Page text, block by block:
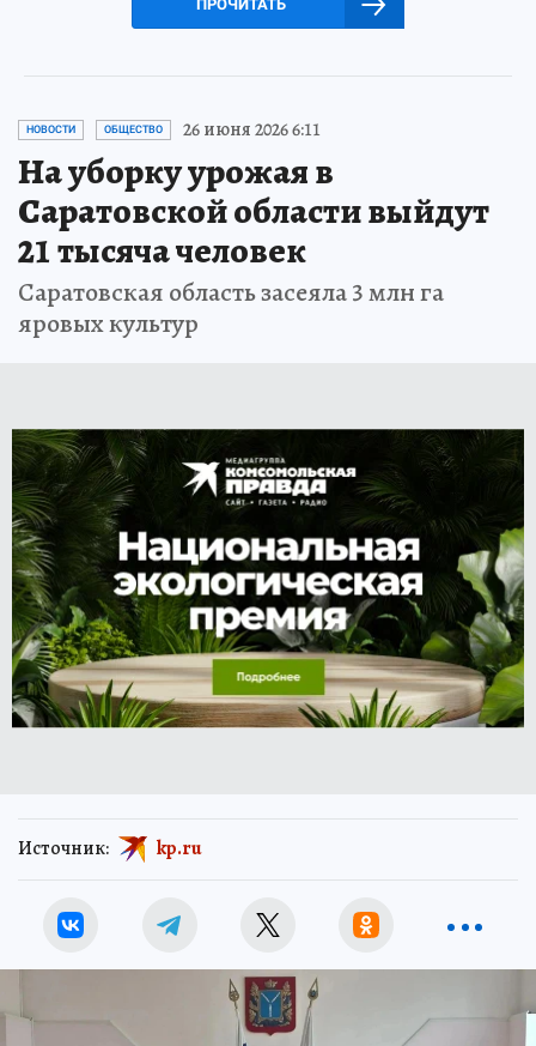
ПРОЧИТАТЬ
НОВОСТИ ОБЩЕСТВО 26 июня 2026 6:11
На уборку урожая в
Саратовской области выйдут
21 тысяча человек
Саратовская область засеяла 3 млн га
яровых культур
Источник: kp.ru